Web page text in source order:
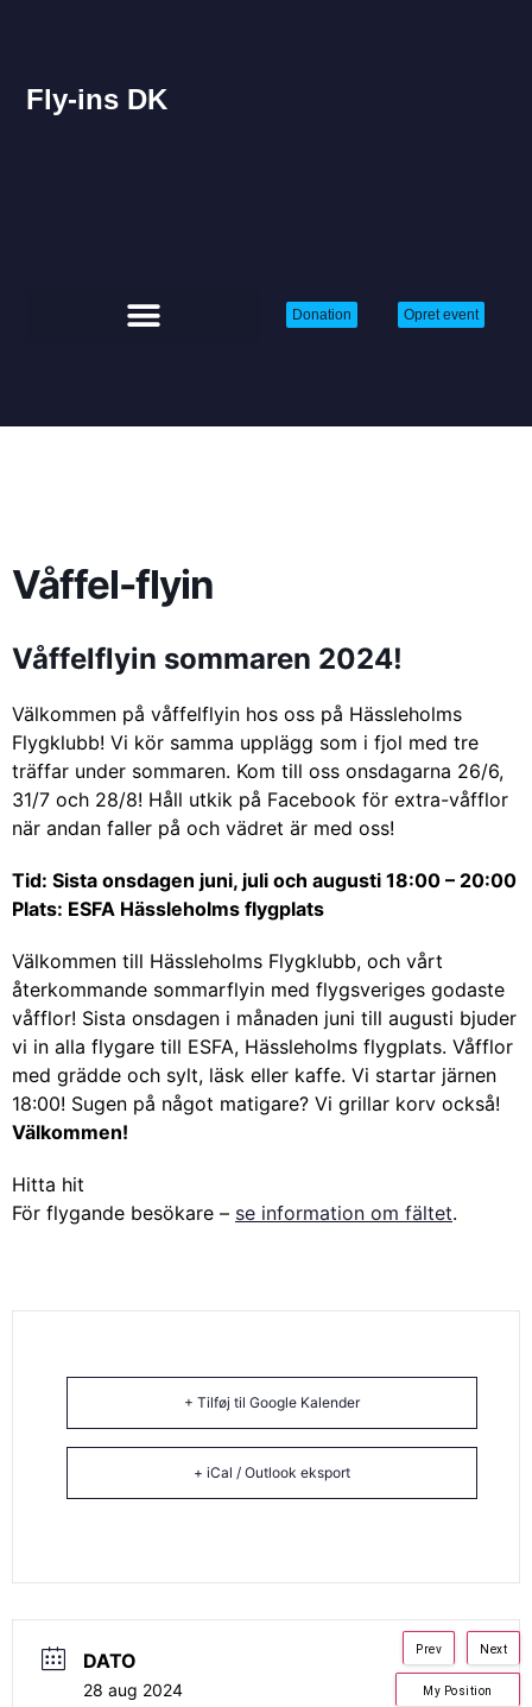
Fly-ins DK
Donation Opret event
Våffel-flyin
Våffelflyin sommaren 2024!
Välkommen på våffelflyin hos oss på Hässleholms
Flygklubb! Vi kör samma upplägg som i fjol med tre
träffar under sommaren. Kom till oss onsdagarna 26/6,
31/7 och 28/8! Håll utkik på Facebook för extra-våfflor
när andan faller på och vädret är med oss!
Tid: Sista onsdagen juni, juli och augusti 18:00 – 20:00
Plats: ESFA Hässleholms flygplats
Välkommen till Hässleholms Flygklubb, och vårt
återkommande sommarflyin med flygsveriges godaste
våfflor! Sista onsdagen i månaden juni till augusti bjuder
vi in alla flygare till ESFA, Hässleholms flygplats. Våfflor
med grädde och sylt, läsk eller kaffe. Vi startar järnen
18:00! Sugen på något matigare? Vi grillar korv också!
Välkommen!
Hitta hit
För flygande besökare – se information om fältet.
+ Tilføj til Google Kalender
+ iCal / Outlook eksport
DATO
28 aug 2024
Next
Prev
My Position